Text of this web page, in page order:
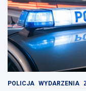
POLICJA WYDARZENIA